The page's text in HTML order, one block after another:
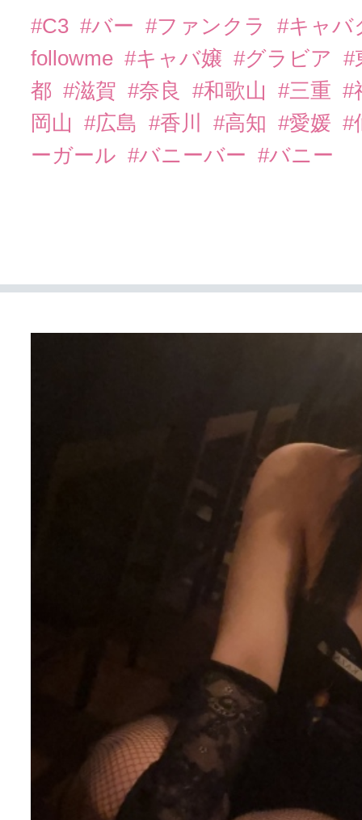
#C3 #バー #ファンクラ
#キャ
followme #キャバ嬢 #グラビア
#
都 #滋賀 #奈良 #和歌山 #三重 #
岡山
#広島 #香川 #高知 #愛媛 #
ーガール #バニーバー #バニー